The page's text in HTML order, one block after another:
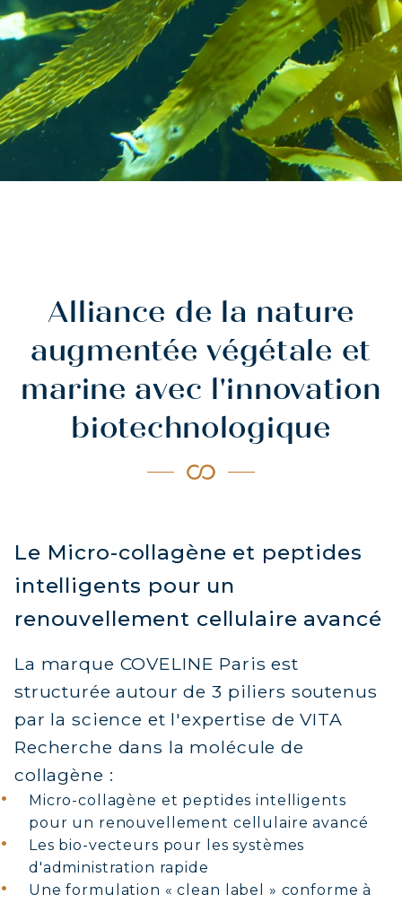
Alliance de la nature
augmentée végétale et
marine avec l'innovation
biotechnologique
Le Micro-collagène et peptides
intelligents pour un
renouvellement cellulaire avancé
La marque COVELINE Paris est
structurée autour de 3 piliers soutenus
par la science et l'expertise de VITA
Recherche dans la molécule de
collagène :
Micro-collagène et peptides intelligents
pour un renouvellement cellulaire avancé
Les bio-vecteurs pour les systèmes
d'administration rapide
Une formulation « clean label » conforme à